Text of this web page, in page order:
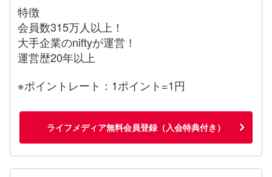
特徴
会員数315万人以上！
大手企業のniftyが運営！
運営歴20年以上
※ポイントレート：1ポイント=1円
ライフメディア無料会員登録（入会特典付き）